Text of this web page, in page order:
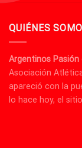
QUIÉNES
Argentinos Pasión
Asociación
apareció con la
lo hace hoy, el